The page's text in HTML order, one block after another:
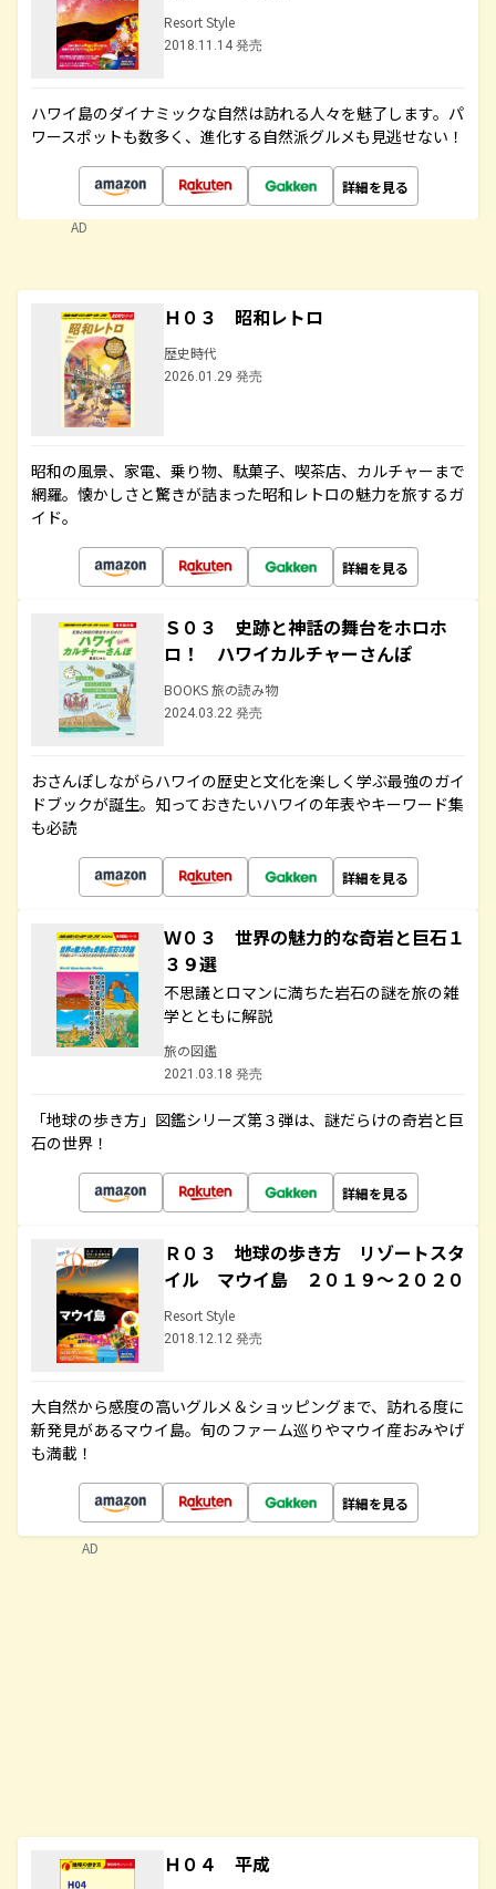
Resort Style
2018.11.14 発売
ハワイ島のダイナミックな自然は訪れる人々を魅了します。パ
ワースポットも数多く、進化する自然派グルメも見逃せない！
詳細を見る
AD
Ｈ０３ 昭和レトロ
歴史時代
2026.01.29 発売
昭和の風景、家電、乗り物、駄菓子、喫茶店、カルチャーまで
網羅。懐かしさと驚きが詰まった昭和レトロの魅力を旅するガ
イド。
詳細を見る
Ｓ０３ 史跡と神話の舞台をホロホ
ロ！ ハワイカルチャーさんぽ
BOOKS 旅の読み物
2024.03.22 発売
おさんぽしながらハワイの歴史と文化を楽しく学ぶ最強のガイ
ドブックが誕生。知っておきたいハワイの年表やキーワード集
も必読
詳細を見る
Ｗ０３ 世界の魅力的な奇岩と巨石１
３９選
不思議とロマンに満ちた岩石の謎を旅の雑
学とともに解説
旅の図鑑
2021.03.18 発売
「地球の歩き方」図鑑シリーズ第３弾は、謎だらけの奇岩と巨
石の世界！
詳細を見る
Ｒ０３ 地球の歩き方 リゾートスタ
イル マウイ島 ２０１９～２０２０
Resort Style
2018.12.12 発売
大自然から感度の高いグルメ＆ショッピングまで、訪れる度に
新発見があるマウイ島。旬のファーム巡りやマウイ産おみやげ
も満載！
詳細を見る
Ｈ０４ 平成
AD